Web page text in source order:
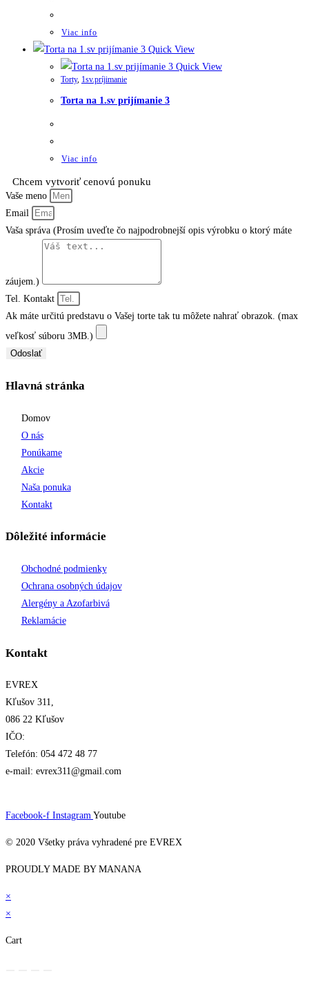
Viac info
Quick View
Quick View
Torty, 1sv.príjimanie
Torta na 1.sv prijímanie 3
Viac info
Chcem vytvoriť cenovú ponuku
Vaše meno
Email
Vaša správa (Prosím uveďte čo najpodrobnejší opis výrobku o ktorý máte
záujem.)
Tel. Kontakt
Ak máte určitú predstavu o Vašej torte tak tu môžete nahrať obrazok. (max
veľkosť súboru 3MB.)
Odoslať
Hlavná stránka
Domov
O nás
Ponúkame
Akcie
Naša ponuka
Kontakt
Dôležité informácie
Obchodné podmienky
Ochrana osobných údajov
Alergény a Azofarbivá
Reklamácie
Kontakt
EVREX
Kľušov 311,
086 22 Kľušov
IČO:
Telefón: 054 472 48 77
e-mail: evrex311@gmail.com
Facebook-f Instagram Youtube
© 2020 Všetky práva vyhradené pre EVREX​
PROUDLY MADE BY MANANA
×
×
Cart